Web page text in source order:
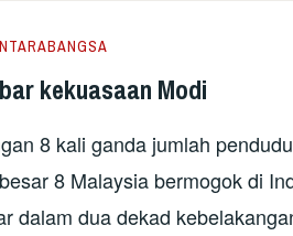
kekuasaan Modi
8 kali ganda jumlah
8 Malaysia bermogok di
dalam dua dekad